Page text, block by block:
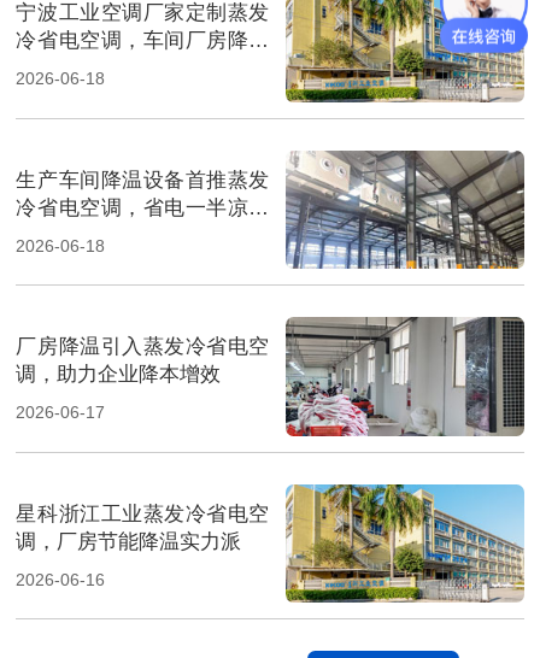
宁波工业空调厂家定制蒸发
冷省电空调，车间厂房降温
省电
2026-06-18
生产车间降温设备首推蒸发
冷省电空调，省电一半凉快
翻倍
2026-06-18
厂房降温引入蒸发冷省电空
调，助力企业降本增效
2026-06-17
星科浙江工业蒸发冷省电空
调，厂房节能降温实力派
2026-06-16